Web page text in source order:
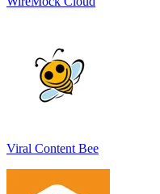
Viral Content Bee